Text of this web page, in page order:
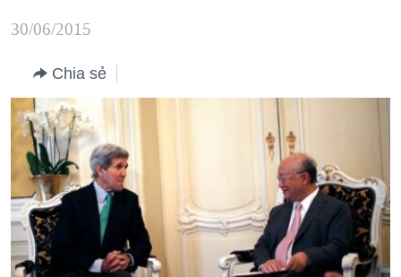
điều
hướng
chính
Đi
"Tìm"
DIỄN ĐÀN
MỤC
TỰ DO BÁO CHÍ
VẠCH TRẦN TIN GIẢ
NGƯỜI VIỆT HẢI NGOẠI
ĐỜI SỐNG
KINH TẾ
KHOA HỌC
CHUYÊN ĐỀ
CHIẾN TRANH THƯƠNG MẠI CỦA MỸ: QUÁ KHỨ VÀ HIỆN
TẠI
HÀNH TRÌNH BẦU CỬ 2024
MỘT NĂM CHIẾN TRANH TẠI DẢI GAZA
GIẢI MÃ VÀNH ĐAI & CON ĐƯỜNG
HỌC TIẾNG ANH
VIDEO
NGHE
MẠNG XÃ HỘI
30/06/2015
Chia sẻ